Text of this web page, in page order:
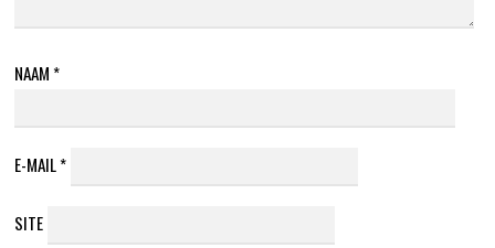
NAAM *
E-MAIL*
SITE